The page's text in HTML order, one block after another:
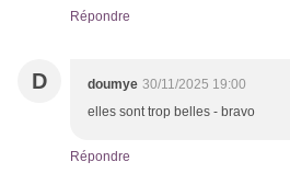
Répondre
D doumye 30/11/2025 19:00
elles sont trop belles - bravo
Répondre